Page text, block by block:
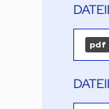
pdf